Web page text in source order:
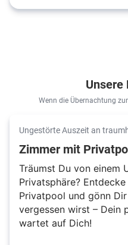
Wenn die Übernachtung
Ungestörte Auszeit an
Zimmer mit
Träumst Du von einem
Privatsphäre?
Privatpool und gönn
vergessen wirst – Dein
wartet auf Dich!